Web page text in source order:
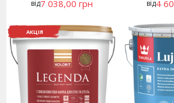
від7 038,00 грн
від4
АКЦІЯ